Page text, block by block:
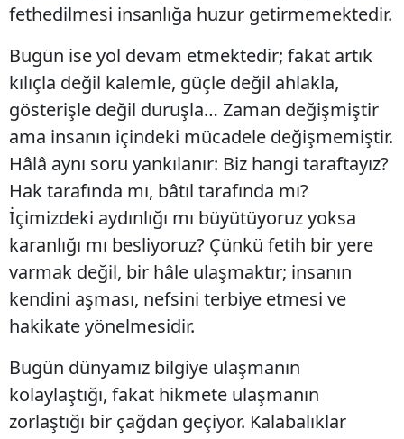
fethedilmesi insanlığa huzur getirmemektedir.
Bugün ise yol devam etmektedir; fakat artık
kılıçla değil kalemle, güçle değil ahlakla,
gösterişle değil duruşla… Zaman değişmiştir
ama insanın içindeki mücadele değişmemiştir.
Hâlâ aynı soru yankılanır: Biz hangi taraftayız?
Hak tarafında mı, bâtıl tarafında mı?
İçimizdeki aydınlığı mı büyütüyoruz yoksa
karanlığı mı besliyoruz? Çünkü fetih bir yere
varmak değil, bir hâle ulaşmaktır; insanın
kendini aşması, nefsini terbiye etmesi ve
hakikate yönelmesidir.
Bugün dünyamız bilgiye ulaşmanın
kolaylaştığı, fakat hikmete ulaşmanın
zorlaştığı bir çağdan geçiyor. Kalabalıklar